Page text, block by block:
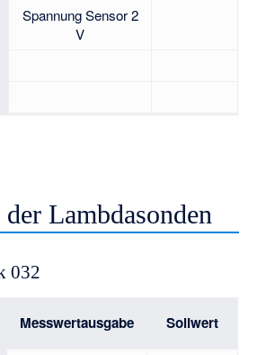
Spannung Sensor 2
V
Lambdasonden
032
Messwertausgabe Sollwert